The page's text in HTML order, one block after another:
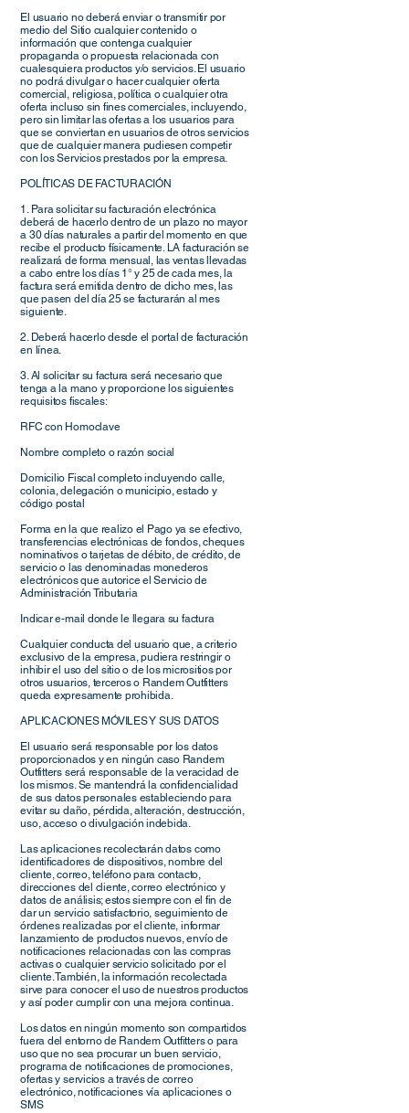
El usuario no deberá enviar o transmitir por
medio del Sitio cualquier contenido o
información que contenga cualquier
propaganda o propuesta relacionada con
cualesquiera productos y/o servicios. El usuario
no podrá divulgar o hacer cualquier oferta
comercial, religiosa, política o cualquier otra
oferta incluso sin fines comerciales, incluyendo,
pero sin limitar las ofertas a los usuarios para
que se conviertan en usuarios de otros servicios
que de cualquier manera pudiesen competir
con los Servicios prestados por la empresa.
POLÍTICAS DE FACTURACIÓN
1. Para solicitar su facturación electrónica
deberá de hacerlo dentro de un plazo no mayor
a 30 días naturales a partir del momento en que
recibe el producto físicamente. LA facturación se
realizará de forma mensual, las ventas llevadas
a cabo entre los días 1° y 25 de cada mes, la
factura será emitida dentro de dicho mes, las
que pasen del día 25 se facturarán al mes
siguiente.
2. Deberá hacerlo desde el portal de facturación
en línea.
3. Al solicitar su factura será necesario que
tenga a la mano y proporcione los siguientes
requisitos fiscales:
RFC con Homoclave
Nombre completo o razón social
Domicilio Fiscal completo incluyendo calle,
colonia, delegación o municipio, estado y
código postal
Forma en la que realizo el Pago ya se efectivo,
transferencias electrónicas de fondos, cheques
nominativos o tarjetas de débito, de crédito, de
servicio o las denominadas monederos
electrónicos que autorice el Servicio de
Administración Tributaria
Indicar e-mail donde le llegara su factura
Cualquier conducta del usuario que, a criterio
exclusivo de la empresa, pudiera restringir o
inhibir el uso del sitio o de los micrositios por
otros usuarios, terceros o Randem Outfitters
queda expresamente prohibida.
APLICACIONES MÓVILES Y SUS DATOS
El usuario será responsable por los datos
proporcionados y en ningún caso Randem
Outfitters será responsable de la veracidad de
los mismos. Se mantendrá la confidencialidad
de sus datos personales estableciendo para
evitar su daño, pérdida, alteración, destrucción,
uso, acceso o divulgación indebida.
Las aplicaciones recolectarán datos como
identificadores de dispositivos, nombre del
cliente, correo, teléfono para contacto,
direcciones del cliente, correo electrónico y
datos de análisis; estos siempre con el fin de
dar un servicio satisfactorio, seguimiento de
órdenes realizadas por el cliente, informar
lanzamiento de productos nuevos, envío de
notificaciones relacionadas con las compras
activas o cualquier servicio solicitado por el
cliente. También, la información recolectada
sirve para conocer el uso de nuestros productos
y así poder cumplir con una mejora continua.
Los datos en ningún momento son compartidos
fuera del entorno de Randem Outfitters o para
uso que no sea procurar un buen servicio,
programa de notificaciones de promociones,
ofertas y servicios a través de correo
electrónico, notificaciones vía aplicaciones o
SMS